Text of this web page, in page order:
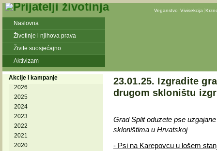
Veganstvo Vivisekcija
Naslovna
Životinje i njihova prava
Živite suosjećajno
Aktivizam
Akcije i kampanje
2026
2025
2024
2023
2022
2021
2020
23.01.25. Izgradite
drugom skloništu
Grad Split oduzete pse
skloništima u Hrvatskoj
- Psi na Karepovcu u lošem